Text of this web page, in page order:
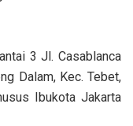
3 Jl. Casablanca
Dalam, Kec. Tebet,
Ibukota Jakarta